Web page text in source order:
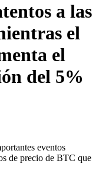
a las
el
el
del 5%
eventos
de precio de BTC que